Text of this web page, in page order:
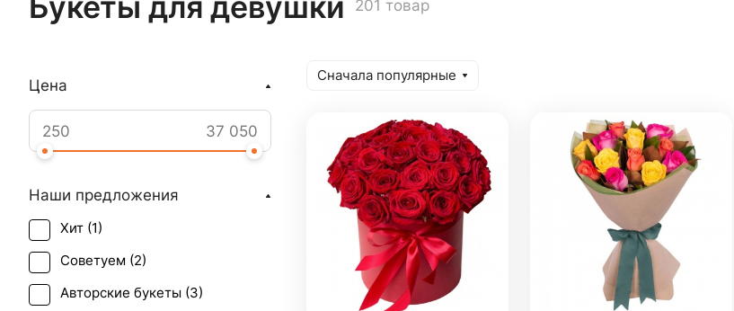
201 товар
Сначала популярные
Цена
Наши предложения
Хит (1)
Советуем (2)
Авторские букеты (3)